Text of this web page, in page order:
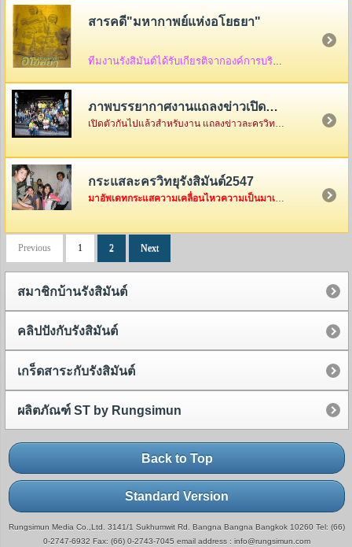
สารคดี"มหากาพย์แห่งอโยธยา"
ภาพบรรยากาศงานแถลงข่าวเปิดตัว"มหากาพย์แห่งอโยธยา"
เปิดตัวกันไปแล้วสำหรับงาน แถลงข่าวละครวิทยุอิงประวัติศาสตร์ ชุด " มหากาพย์แห่งอโยธยา" ณ คุ้มขุนแผน จังหวัดพระนครศรีอยุธยา ซึ่งในงานมีแขกรับเชิญผู้เกียรติมาร่วมงานกันคับคั่ง พร้อมด้วยเหล่าทีมงานและแฟนละครอีกมากมาย...
กระแสละครวิทยุรังสิมันต์2547
มาอัพเดทกระแสความเคลื่อนไหวความเป็นมาเป็นไปของทีมงานรังสิมันต์กันค่ะ ว่าพวกเค้าเหล่านี้ได้ไปทำอะไรกันมาบ้าง
Previous 1 2 Next
สมาชิกบ้านรังสิมันต์
คลิปปังกับรังสิมันต์
เกร็ดสาระกับรังสิมันต์
ผลิตภัณฑ์ ST by Rungsimun
Back to Top
Standard Version
Rungsimun Media Co.,Ltd. 3141/1 Sukhumwit Rd. Bangna Bangna Bangkok 10260 Tel: (66)
0-2747-6932 Fax: (66) 0-2743-7045 email address : info@rungsimun.com